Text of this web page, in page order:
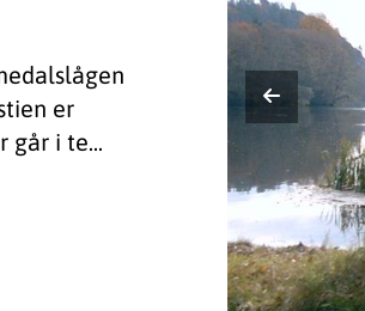
er
går i te...